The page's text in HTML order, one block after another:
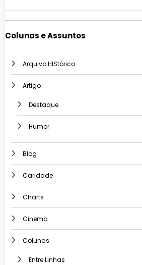
Colunas e Assuntos
Arquivo HIStórico
Artigo
Destaque
Humor
Blog
Caridade
Charts
Cinema
Colunas
Entre Linhas